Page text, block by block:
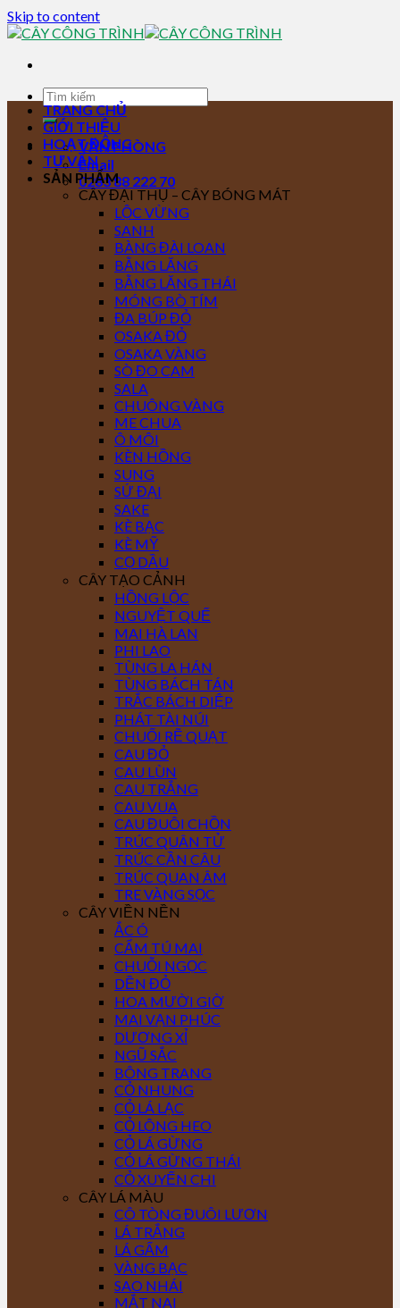
Skip to content
VĂN PHÒNG
Email
0283 88 222 70
TRANG CHỦ
GIỚI THIỆU
HOẠT ĐỘNG
TƯ VẤN
SẢN PHẨM
CÂY ĐẠI THỤ – CÂY BÓNG MÁT
LỘC VỪNG
SANH
BÀNG ĐÀI LOAN
BẰNG LĂNG
BẰNG LĂNG THÁI
MÓNG BÒ TÍM
ĐA BÚP ĐỎ
OSAKA ĐỎ
OSAKA VÀNG
SÒ ĐO CAM
SALA
CHUÔNG VÀNG
ME CHUA
Ô MÔI
KÈN HỒNG
SUNG
SỨ ĐẠI
SAKE
KÈ BẠC
KÈ MỸ
CỌ DẦU
CÂY TẠO CẢNH
HỒNG LỘC
NGUYỆT QUẾ
MAI HÀ LAN
PHI LAO
TÙNG LA HÁN
TÙNG BÁCH TÁN
TRẮC BÁCH DIỆP
PHÁT TÀI NÚI
CHUỐI RẼ QUẠT
CAU ĐỎ
CAU LÙN
CAU TRẮNG
CAU VUA
CAU ĐUÔI CHỒN
TRÚC QUÂN TỬ
TRÚC CẦN CÂU
TRÚC QUAN ÂM
TRE VÀNG SỌC
CÂY VIỀN NỀN
ẮC Ó
CẨM TÚ MAI
CHUỖI NGỌC
DỀN ĐỎ
HOA MƯỜI GIỜ
MAI VẠN PHÚC
DƯƠNG XỈ
NGŨ SẮC
BÔNG TRANG
CỎ NHUNG
CỎ LÁ LẠC
CỎ LÔNG HEO
CỎ LÁ GỪNG
CỎ LÁ GỪNG THÁI
CỎ XUYẾN CHI
CÂY LÁ MÀU
CÔ TÒNG ĐUÔI LƯƠN
LÁ TRẮNG
LÁ GẤM
VÀNG BẠC
SAO NHÁI
MẮT NAI